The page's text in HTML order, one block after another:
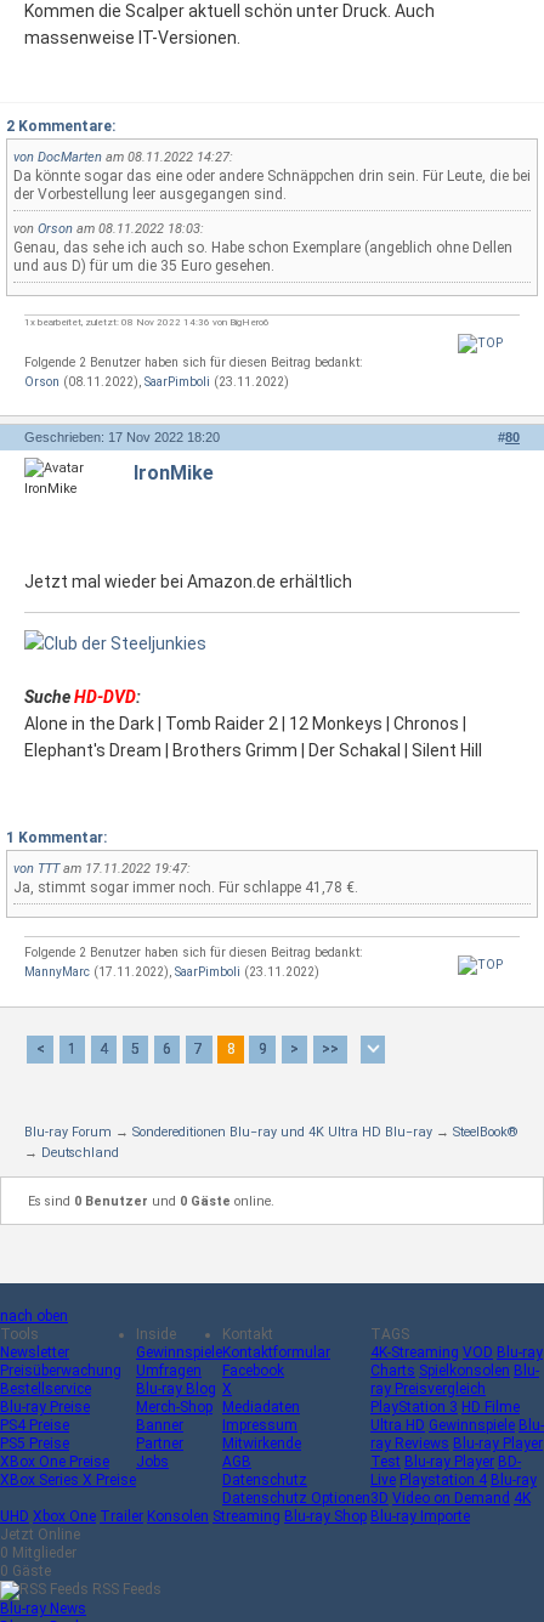
Kommen die Scalper aktuell schön unter Druck. Auch
massenweise IT-Versionen.
2 Kommentare:
von DocMarten am 08.11.2022 14:27:
Da könnte sogar das eine oder andere Schnäppchen drin sein. Für Leute, die bei
der Vorbestellung leer ausgegangen sind.
von Orson am 08.11.2022 18:03:
Genau, das sehe ich auch so. Habe schon Exemplare (angeblich ohne Dellen
und aus D) für um die 35 Euro gesehen.
1x bearbeitet, zuletzt: 08 Nov 2022 14:36 von BigHero6
Folgende 2 Benutzer haben sich für diesen Beitrag bedankt:
Orson (08.11.2022), SaarPimboli (23.11.2022)
#80
Geschrieben: 17 Nov 2022 18:20
IronMike
Jetzt mal wieder bei Amazon.de erhältlich
SucheHD-DVD:
Alone in the Dark | Tomb Raider 2 | 12 Monkeys | Chronos |
Elephant's Dream | Brothers Grimm | Der Schakal | Silent Hill
1 Kommentar:
von TTTam 17.11.2022 19:47:
Ja, stimmt sogar immer noch. Für schlappe 41,78 €.
Folgende 2 Benutzer haben sich für diesen Beitrag bedankt:
MannyMarc (17.11.2022), SaarPimboli (23.11.2022)
< 1 4 5 6 7 8 9 > >>
Blu-ray Forum → Sondereditionen Blu−ray und 4K Ultra HD Blu−ray → SteelBook®
→ Deutschland
Es sind 0 Benutzer und 0 Gäste online.
nach oben
Tools
Newsletter
Preisüberwachung
Bestellservice
Blu-ray Preise
PS4 Preise
PS5 Preise
XBox One Preise
XBox Series X Preise
Inside
Gewinnspiele
Umfragen
Blu-ray Blog
Merch-Shop
Banner
Partner
Jobs
Kontakt
Kontaktformular
Facebook
X
Mediadaten
Impressum
Mitwirkende
AGB
Datenschutz
Datenschutz Optionen
TAGS
4K-Streaming VOD Blu-ray
Charts Spielkonsolen Blu-
ray Preisvergleich
PlayStation 3 HD Filme
Ultra HD Gewinnspiele Blu-
ray Reviews Blu-ray Player
Test Blu-ray Player BD-
Live Playstation 4 Blu-ray
3D Video on Demand 4K
UHD Xbox One Trailer Konsolen Streaming Blu-ray Shop Blu-ray Importe
Jetzt Online
0 Mitglieder
0 Gäste
RSS Feeds
Blu-ray News